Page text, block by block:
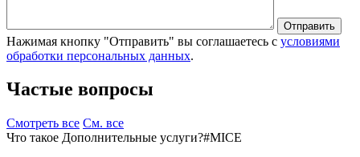
Нажимая кнопку "Отправить" вы соглашаетесь с условиями
обработки персональных данных.
Частые вопросы
Смотреть все См. все
Что такое Дополнительные услуги?#MICE